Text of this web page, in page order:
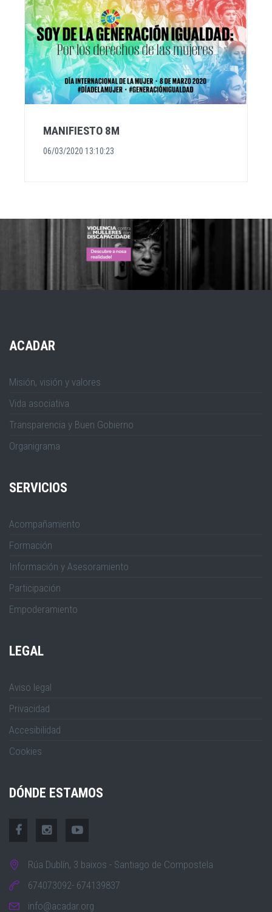
MANIFIESTO 8M
06/03/2020 13:10:23
ACADAR
Misión, visión y valores
Vida asociativa
Transparencia y Buen Gobierno
Organigrama
SERVICIOS
Acompañamiento
Formación
Información y Asesoramiento
Participación
Empoderamiento
LEGAL
Aviso legal
Privacidad
Accesibilidad
Cookies
DÓNDE ESTAMOS
Rúa Dublín, 3 baixos - Santiago de Compostela
674073092- 674139837
info@acadar.org